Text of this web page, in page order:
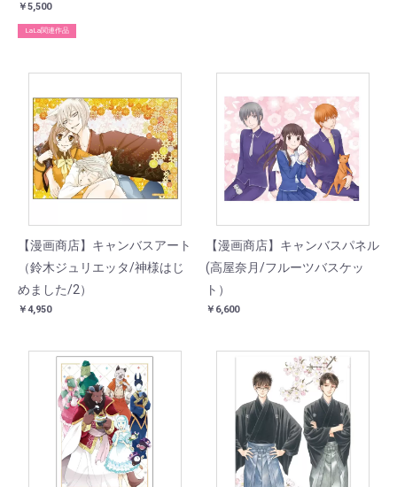
￥5,500
LaLa関連作品
【漫画商店】キャンバスアート
（鈴木ジュリエッタ/神様はじ
めました/2）
￥4,950
【漫画商店】キャンバスパネル
(高屋奈月/フルーツバスケッ
ト）
￥6,600